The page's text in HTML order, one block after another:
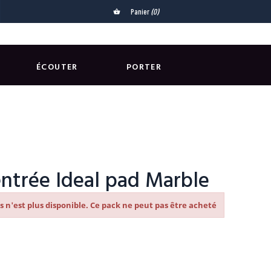
shopping_basket Panier (0)
ÉCOUTER PORTER
Ideal pad Marble
n'est plus disponible. Ce pack ne peut pas être acheté